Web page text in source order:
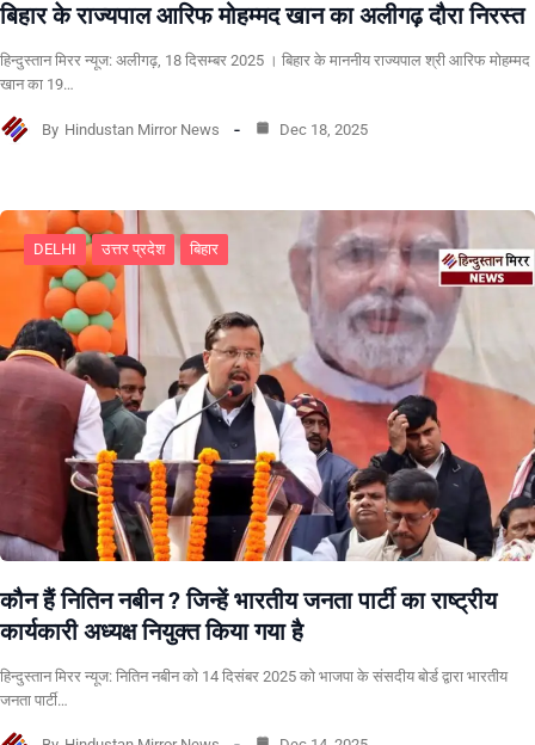
बिहार के राज्यपाल आरिफ मोहम्मद खान का अलीगढ़ दौरा निरस्त
हिन्दुस्तान मिरर न्यूज: अलीगढ़, 18 दिसम्बर 2025 । बिहार के माननीय राज्यपाल श्री आरिफ मोहम्मद
खान का 19…
By Hindustan Mirror News Dec 18, 2025
DELHI उत्तर प्रदेश बिहार
कौन हैं नितिन नबीन ? जिन्हें भारतीय जनता पार्टी का राष्ट्रीय
कार्यकारी अध्यक्ष नियुक्त किया गया है
हिन्दुस्तान मिरर न्यूज: नितिन नबीन को 14 दिसंबर 2025 को भाजपा के संसदीय बोर्ड द्वारा भारतीय
जनता पार्टी…